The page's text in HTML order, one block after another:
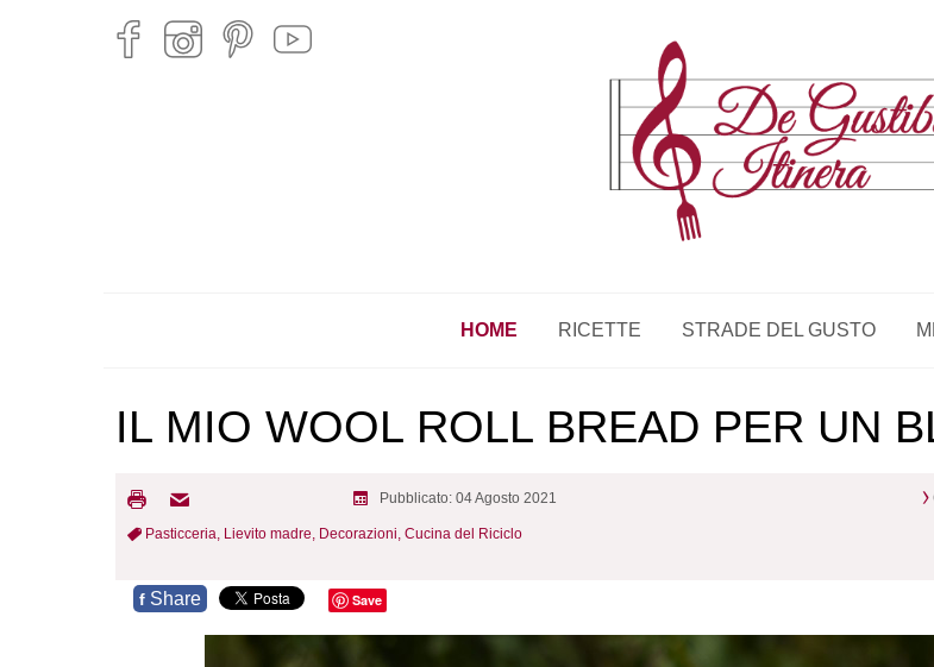
HOME RICETTE STRADE DEL GUSTO
IL MIO WOOL ROLL BREAD PER UN
Pubblicato: 04 Agosto 2021
Pasticceria, Lievito madre, Decorazioni, Cucina del Riciclo
f Share Save